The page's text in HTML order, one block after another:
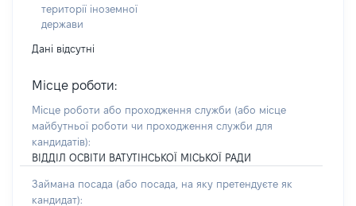
території іноземної
держави
Дані відсутні
Місце роботи:
Місце роботи або проходження служби (або місце
майбутньої роботи чи проходження служби для
кандидатів):
ВІДДІЛ ОСВІТИ ВАТУТІНСЬКОЇ МІСЬКОЇ РАДИ
Займана посада (або посада, на яку претендуєте як
кандидат):